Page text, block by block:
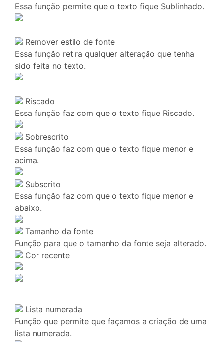
Essa função permite que o texto fique Sublinhado.
Remover estilo de fonte
Essa função retira qualquer alteração que tenha
sido feita no texto.
Riscado
Essa função faz com que o texto fique Riscado.
Sobrescrito
Essa função faz com que o texto fique menor e
acima.
Subscrito
Essa função faz com que o texto fique menor e
abaixo.
Tamanho da fonte
Função para que o tamanho da fonte seja alterado.
Cor recente
Lista numerada
Função que permite que façamos a criação de uma
lista numerada.